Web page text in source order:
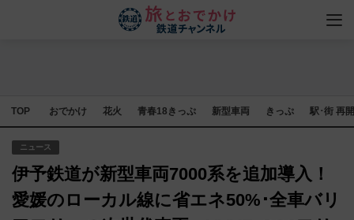
TOP おでかけ 花火 青春18きっぷ 新型車両 きっぷ 駅･街 再
ニュース
伊予鉄道が新型車両7000系を追加導入！
愛媛のローカル線に省エネ50%･全車バリ